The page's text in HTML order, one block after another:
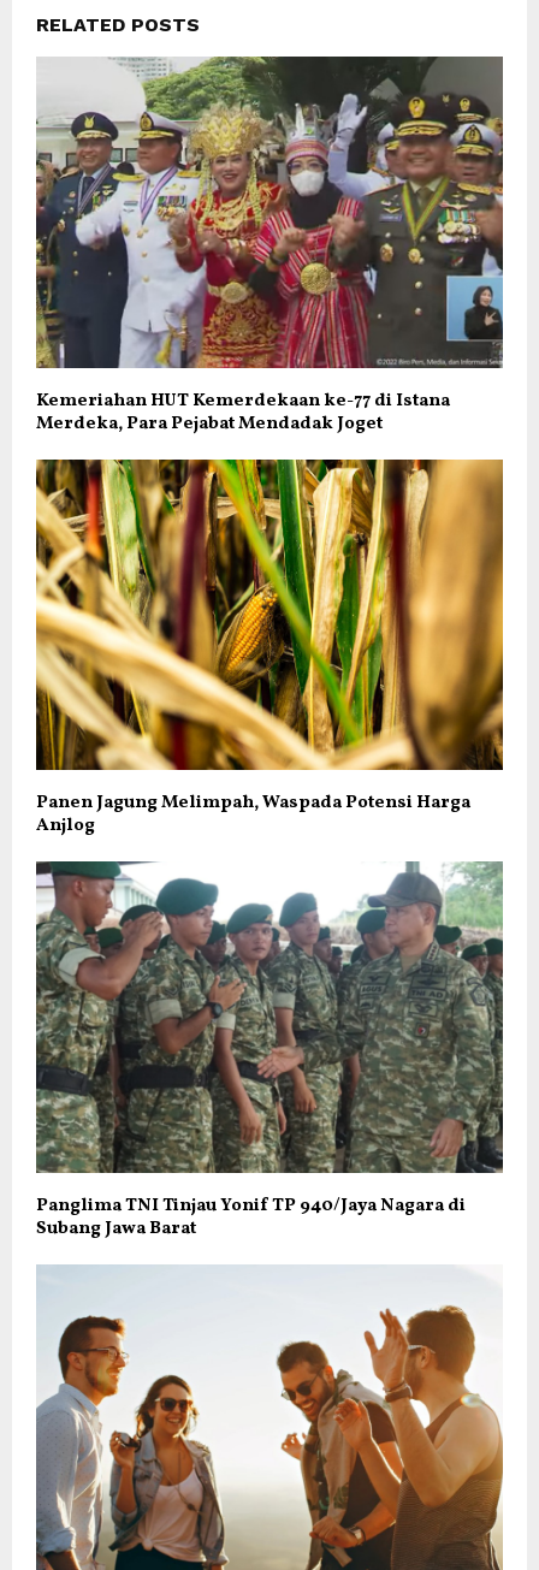
RELATED POSTS
Kemeriahan HUT Kemerdekaan ke-77 di Istana
Merdeka, Para Pejabat Mendadak Joget
Panen Jagung Melimpah, Waspada Potensi Harga
Anjlog
Panglima TNI Tinjau Yonif TP 940/Jaya Nagara di
Subang Jawa Barat